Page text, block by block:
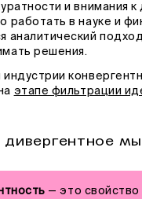
и внимания
работать в науке и
аналитический
решения.
индустрии
этапе фильтрации
дивергентное
— это